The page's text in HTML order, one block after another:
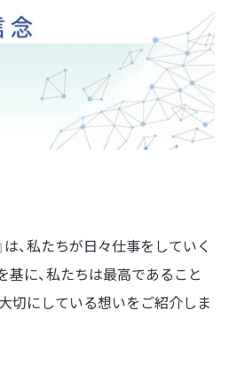
、私たちが日々仕事をしていく
基に、私たちは最高であること
切にしている想いをご紹介しま